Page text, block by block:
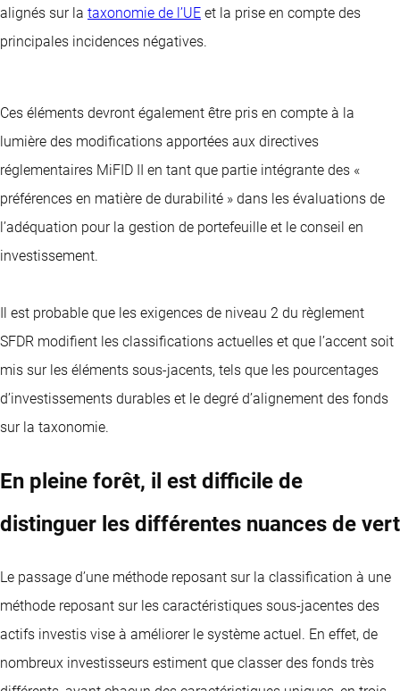
alignés sur la taxonomie de l’UE et la prise en compte des
principales incidences négatives.
Ces éléments devront également être pris en compte à la
lumière des modifications apportées aux directives
réglementaires MiFID II en tant que partie intégrante des «
préférences en matière de durabilité » dans les évaluations de
l’adéquation pour la gestion de portefeuille et le conseil en
investissement.
Il est probable que les exigences de niveau 2 du règlement
SFDR modifient les classifications actuelles et que l’accent soit
mis sur les éléments sous-jacents, tels que les pourcentages
d’investissements durables et le degré d’alignement des fonds
sur la taxonomie.
En pleine forêt, il est difficile de
distinguer les différentes nuances de vert
Le passage d’une méthode reposant sur la classification à une
méthode reposant sur les caractéristiques sous-jacentes des
actifs investis vise à améliorer le système actuel. En effet, de
nombreux investisseurs estiment que classer des fonds très